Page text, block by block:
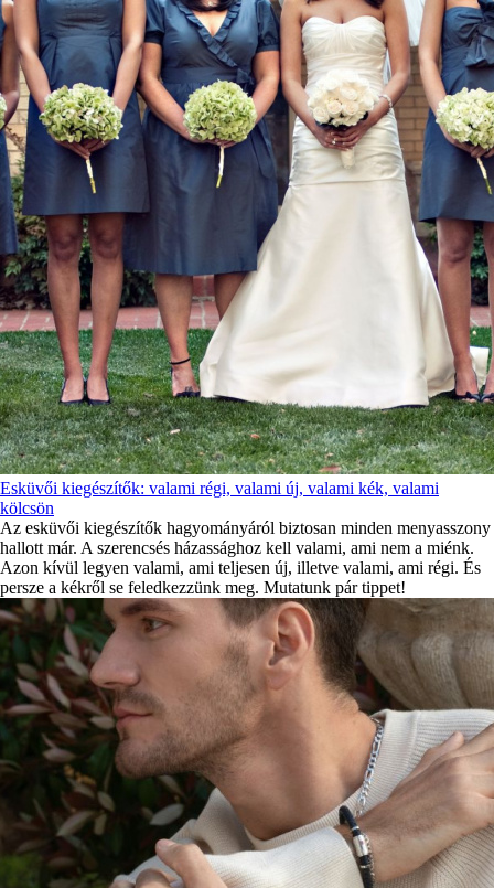
Esküvői kiegészítők: valami régi, valami új, valami kék, valami
kölcsön
Az esküvői kiegészítők hagyományáról biztosan minden menyasszony
hallott már. A szerencsés házassághoz kell valami, ami nem a miénk.
Azon kívül legyen valami, ami teljesen új, illetve valami, ami régi. És
persze a kékről se feledkezzünk meg. Mutatunk pár tippet!